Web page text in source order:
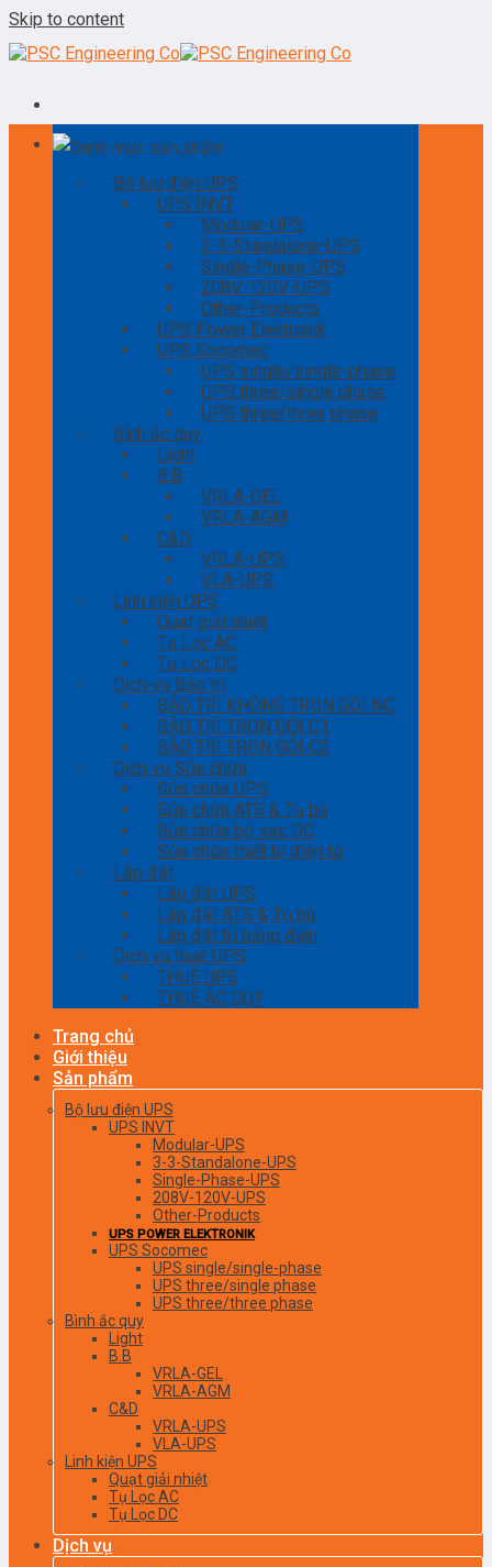
Skip to content
Danh mục sản phẩm
Bộ lưu điện UPS
UPS INVT
Modular-UPS
3-3-Standalone-UPS
Single-Phase-UPS
208V-120V-UPS
Other-Products
UPS Power Elektronik
UPS Socomec
UPS single/single-phase
UPS three/single phase
UPS three/three phase
Bình ắc quy
Light
B.B
VRLA-GEL
VRLA-AGM
C&D
VRLA-UPS
VLA-UPS
Linh kiện UPS
Quạt giải nhiệt
Tụ Lọc AC
Tụ Lọc DC
Dịch vụ Bảo trì
BẢO TRÌ KHÔNG TRỌN GÓI NC
BẢO TRÌ TRỌN GÓI C1
BẢO TRÌ TRỌN GÓI C2
Dịch vụ Sửa chữa
Sửa chữa UPS
Sửa chữa ATS & Tụ bù
Sửa chữa bộ sạc DC
Sửa chữa thiết bị điện tử
Lắp đặt
Lắp đặt UPS
Lắp đặt ATS & Tụ bù
Lắp đặt tủ bảng điện
Dịch vụ thuê UPS
THUÊ UPS
THUÊ ẮC QUY
Trang chủ
Giới thiệu
Sản phẩm
Bộ lưu điện UPS
UPS INVT
Modular-UPS
3-3-Standalone-UPS
Single-Phase-UPS
208V-120V-UPS
Other-Products
UPS POWER ELEKTRONIK
UPS Socomec
UPS single/single-phase
UPS three/single phase
UPS three/three phase
Bình ắc quy
Light
B.B
VRLA-GEL
VRLA-AGM
C&D
VRLA-UPS
VLA-UPS
Linh kiện UPS
Quạt giải nhiệt
Tụ Lọc AC
Tụ Lọc DC
Dịch vụ